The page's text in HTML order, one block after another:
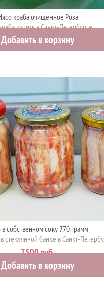
краба очищенное Роза
купить в Санкт-Петербурге
3100 руб.
Добавить в корзину
собственном соку 770 грамм
стеклянной банке в Санкт-
7500 руб.
Добавить в корзину